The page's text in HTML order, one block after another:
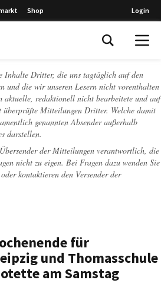
Shop Login
Inhalte Dritter, die uns tagtäglich auf den
und die wir unseren Lesern nicht vorenthalten
aktuelle, redaktionell nicht bearbeitete und auf
Mitteilungen Dritter. Welche damit
genannten Absender außerhalb
darstellen.
der Mitteilungen verantwortlich, die
nicht zu eigen. Bei Fragen dazu wenden Sie
oder kontaktieren den Versender der
für
und Thomasschule
am Samstag